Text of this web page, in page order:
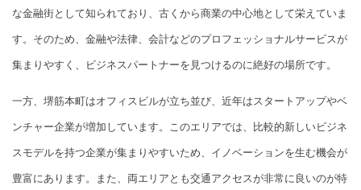
な金融街として知られており、古くから商業の中心地として栄えていま
す。そのため、金融や法律、会計などのプロフェッショナルサービスが
集まりやすく、ビジネスパートナーを見つけるのに絶好の場所です。
一方、堺筋本町はオフィスビルが立ち並び、近年はスタートアップやベ
ンチャー企業が増加しています。このエリアでは、比較的新しいビジネ
スモデルを持つ企業が集まりやすいため、イノベーションを生む機会が
豊富にあります。また、両エリアとも交通アクセスが非常に良いのが特